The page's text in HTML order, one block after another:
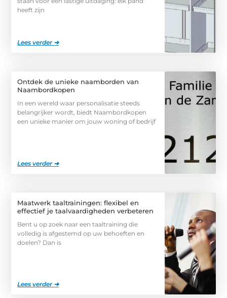
heeft zijn
Lees verder ➜
Ontdek de unieke naamborden van
Naambordkopen
In een wereld waar personalisatie steeds
belangrijker wordt, biedt Naambordkopen
een unieke manier om jouw woning of bedrijf
Lees verder ➜
Maatwerk taaltrainingen: flexibel en
effectief je taalvaardigheden verbeteren
Bent u op zoek naar een taaltraining die
volledig is afgestemd op uw behoeften en
doelen? Dan is
Lees verder ➜